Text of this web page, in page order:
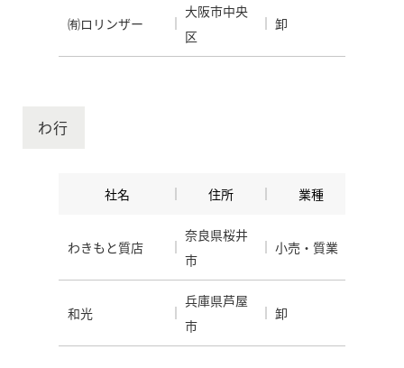
㈲ロリンザー
大阪市中央
区
卸
わ行
社名 住所 業種
わきもと質店
奈良県桜井
市
小売・質業
和光
兵庫県芦屋
市
卸